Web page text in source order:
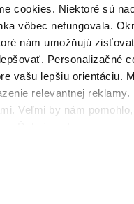
cookies. Niektoré sú
vôbec nefungovala.
nám umožňujú
Personalizačné
vašu lepšiu orientáciu.
relevantnej reklamy.
Veľmi by nám